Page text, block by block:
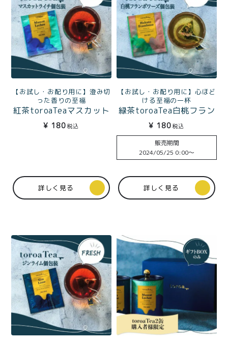
会社概要
お問い合わせ
メンバー特典
ご利用ガイド
プライバシーポリシー
特定商取引法に基づく表記
【お試し・お配り用に】澄み切
った香りの至福
紅茶toroaTeaマスカット
ライチ（ダージリン）個
包装1杯分
¥ 180税込
詳しく見る
【お試し・お配り用に】心ほど
ける至福の一杯
緑茶toroaTea白桃フラン
ボワーズ個包装1杯分
¥ 180税込
販売期間
2024/05/25 0:00〜
詳しく見る